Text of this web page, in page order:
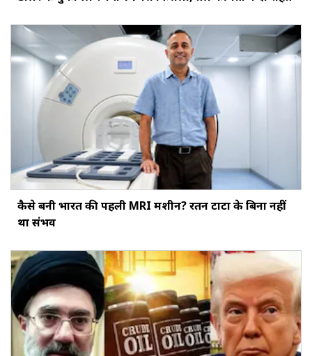
कैसे बनी भारत की पहली MRI मशीन? रतन टाटा के बिना नहीं
था संभव